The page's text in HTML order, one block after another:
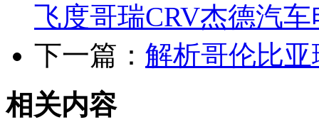
飞度哥瑞CRV杰德汽车
下一篇： 解析哥伦比
相关内容